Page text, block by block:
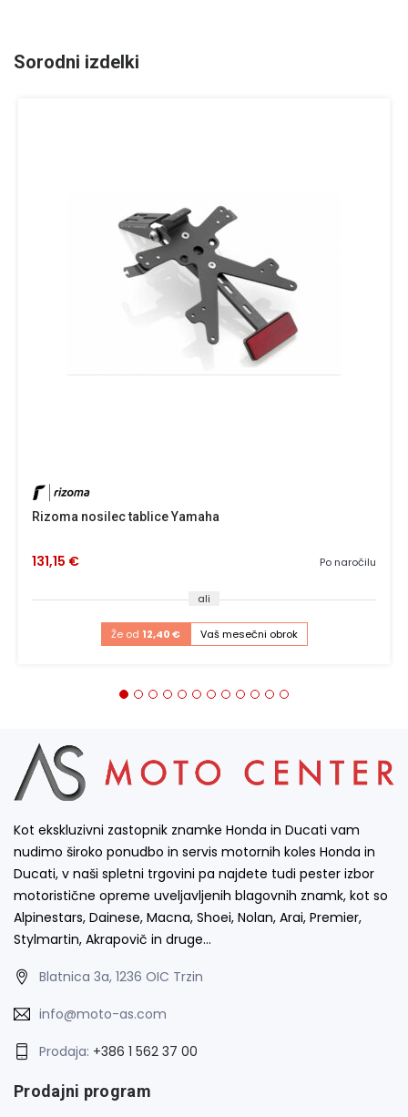
Sorodni izdelki
Rizoma nosilec tablice Yamaha
Po naročilu
131,15 €
ali
Že od 12,40 € Vaš mesečni obrok
Kot ekskluzivni zastopnik znamke Honda in Ducati vam
nudimo široko ponudbo in servis motornih koles Honda in
Ducati, v naši spletni trgovini pa najdete tudi pester izbor
motoristične opreme uveljavljenih blagovnih znamk, kot so
Alpinestars, Dainese, Macna, Shoei, Nolan, Arai, Premier,
Stylmartin, Akrapovič in druge…
Blatnica 3a, 1236 OIC Trzin
info@moto-as.com
Prodaja: +386 1 562 37 00
Prodajni program